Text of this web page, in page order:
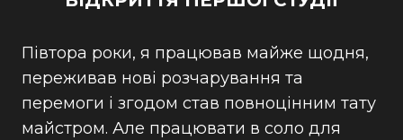
Півтора роки, я працював майже щодня,
переживав нові розчарування та
перемоги і згодом став повноцінним тату
майстром. Але працювати в соло для